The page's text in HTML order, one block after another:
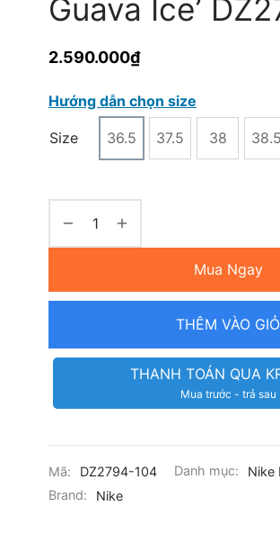
Guava Ice’
2.590.000₫
Hướng dẫn chọn size
Size 36.5 37.5 38 38.5
Mua Ngay
THÊM VÀO GIỎ
THANH TOÁN QUA
Mua trước - trả sau
Mã: DZ2794-104 Danh mục:
Nike
Brand:
Nike